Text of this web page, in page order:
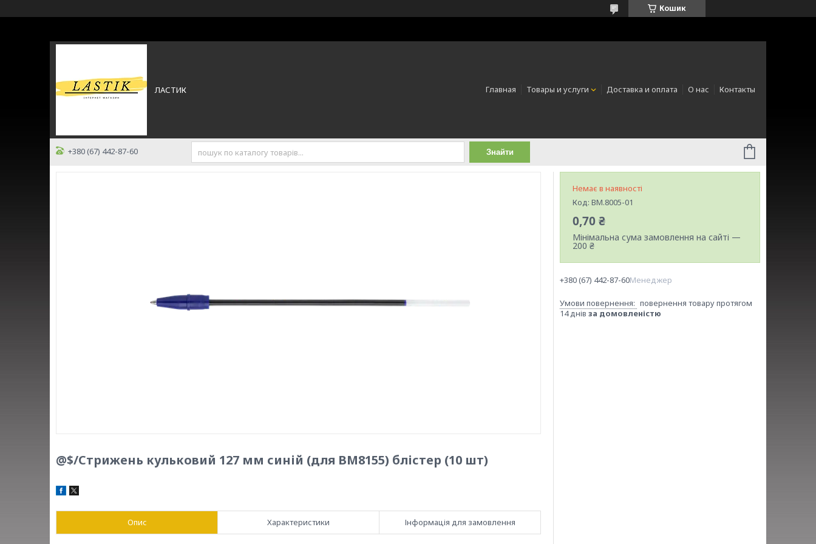
Кошик
ЛАСТИК Главная Товары и услуги Доставка и оплата О нас Контакты
+380 (67) 442-87-60 Знайти
@$/Стрижень кульковий 127 мм синій (для BM8155) блістер (10 шт)
Опис Характеристики Інформація для замовлення
Немає в наявності
Код: BM.8005-01
0,70 ₴
Мінімальна сума замовлення на сайті —
200 ₴
+380 (67) 442-87-60Менеджер
повернення товару протягом
14 днів за домовленістю